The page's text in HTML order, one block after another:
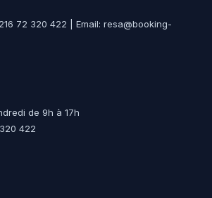
72 320 422 | Email: resa@booking-
de 9h à 17h
422